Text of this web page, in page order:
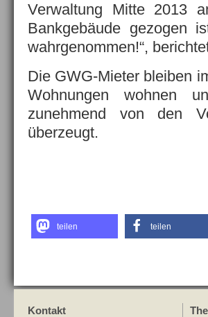
Verwaltung Mitte 2013
Bankgebäude gezogen
wahrgenommen!“,
Die GWG-Mieter bleiben
Wohnungen wohnen
zunehmend von den
überzeugt.
teilen teilen
Kontakt